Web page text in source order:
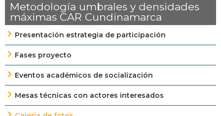
Metodología umbrales y densidades
máximas CAR Cundinamarca
Presentación estrategia de participación
Fases proyecto
Eventos académicos de socialización
Mesas técnicas con actores interesados